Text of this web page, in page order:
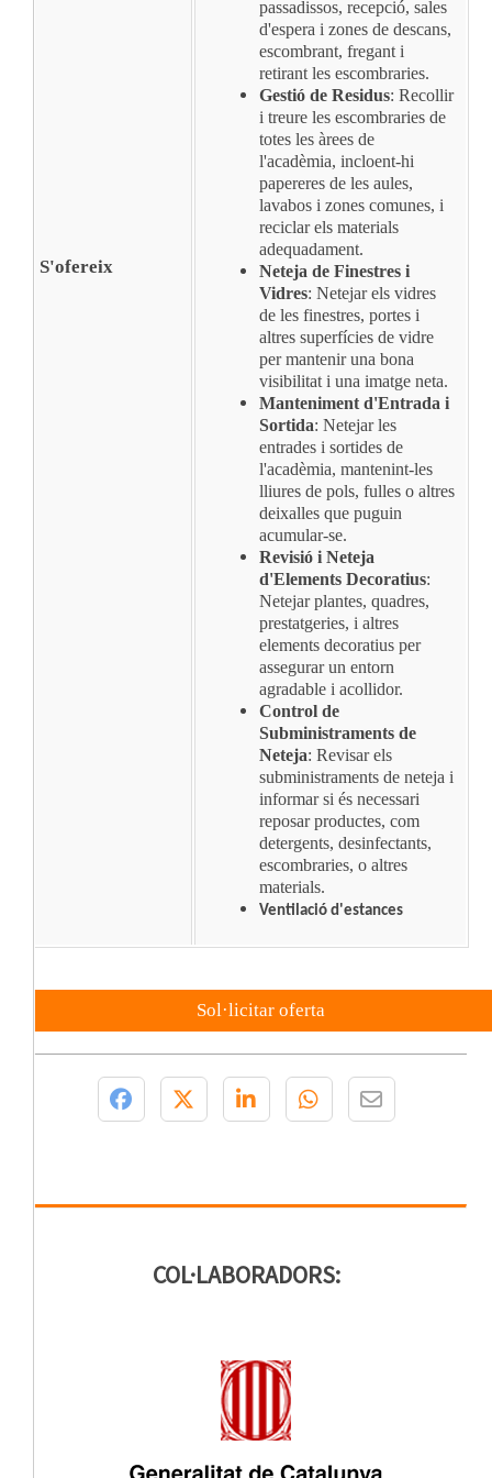
S'ofereix
passadissos, recepció, sales
d'espera i zones de descans,
escombrant, fregant i
retirant les escombraries.
Gestió de Residus: Recollir
i treure les escombraries de
totes les àrees de
l'acadèmia, incloent-hi
papereres de les aules,
lavabos i zones comunes, i
reciclar els materials
adequadament.
Neteja de Finestres i
Vidres: Netejar els vidres
de les finestres, portes i
altres superfícies de vidre
per mantenir una bona
visibilitat i una imatge neta.
Manteniment d'Entrada i
Sortida: Netejar les
entrades i sortides de
l'acadèmia, mantenint-les
lliures de pols, fulles o altres
deixalles que puguin
acumular-se.
Revisió i Neteja
d'Elements Decoratius:
Netejar plantes, quadres,
prestatgeries, i altres
elements decoratius per
assegurar un entorn
agradable i acollidor.
Control de
Subministraments de
Neteja: Revisar els
subministraments de neteja i
informar si és necessari
reposar productes, com
detergents, desinfectants,
escombraries, o altres
materials.
Ventilació d'estances
Sol·licitar oferta
COL·LABORADORS: